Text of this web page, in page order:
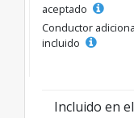
aceptado
Conductor
incluido
Incluido en